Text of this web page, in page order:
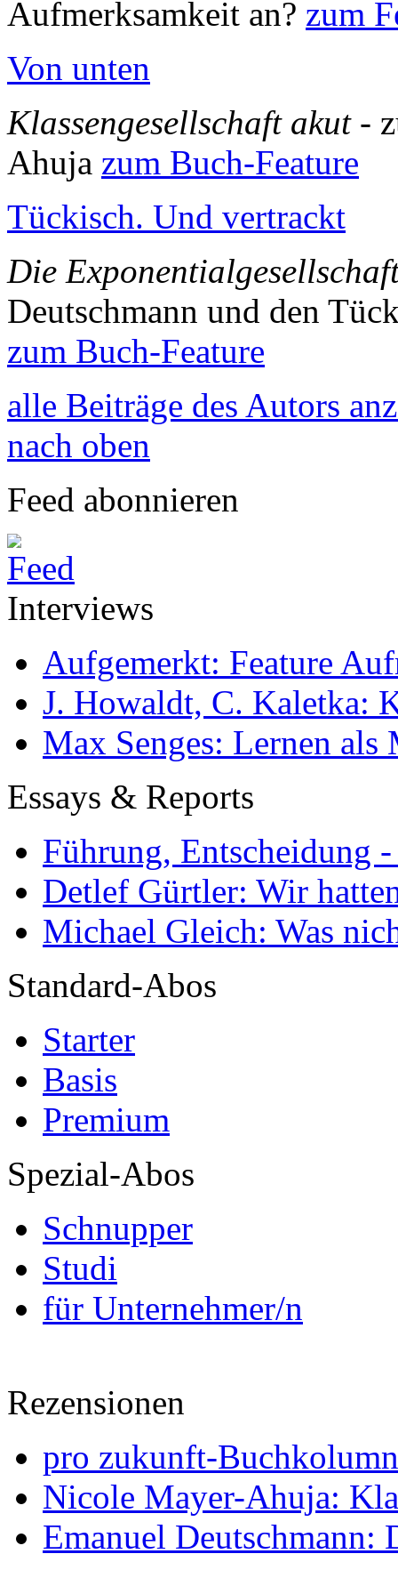
Aufmerksamkeit an? zum
Von unten
Klassengesellschaft akut-
Ahuja zum Buch-Feature
Tückisch. Und vertrackt
Die
Deutschmann und den
zum Buch-Feature
alle Beiträge des Autors
nach oben
Feed abonnieren
Interviews
Aufgemerkt: Feature
J. Howaldt, C. Kaletka:
Max Senges: Lernen als
Essays & Reports
Führung, Entscheidung
Detlef Gürtler: Wir
Michael Gleich: Was
Standard-Abos
Starter
Basis
Premium
Spezial-Abos
Schnupper
Studi
für Unternehmer/n
Rezensionen
pro zukunft-
Nicole Mayer-Ahuja:
Emanuel Deutschmann: